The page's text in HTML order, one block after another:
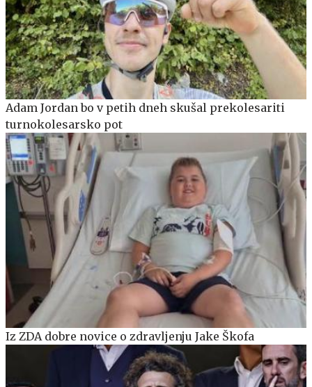
Adam Jordan bo v petih dneh skušal prekolesariti
turnokolesarsko pot
Iz ZDA dobre novice o zdravljenju Jake Škofa